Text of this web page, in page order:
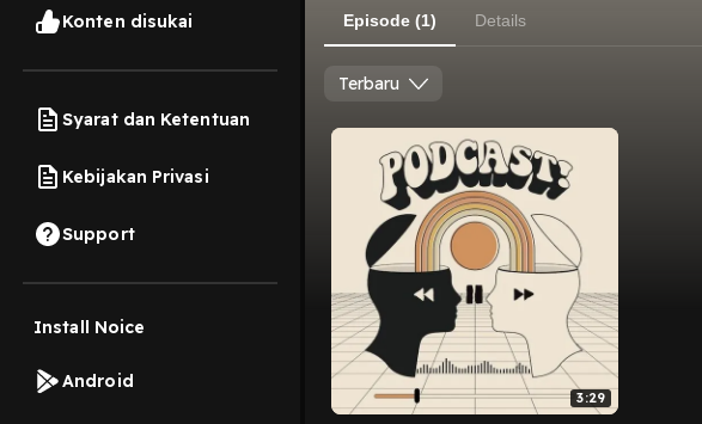
Konten disukai
Syarat dan Ketentuan
Kebijakan Privasi
Support
Install Noice
Android
Episode (1) Details
Terbaru
3:29